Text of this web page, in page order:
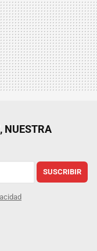
NUESTRA
SUSCRIBIR